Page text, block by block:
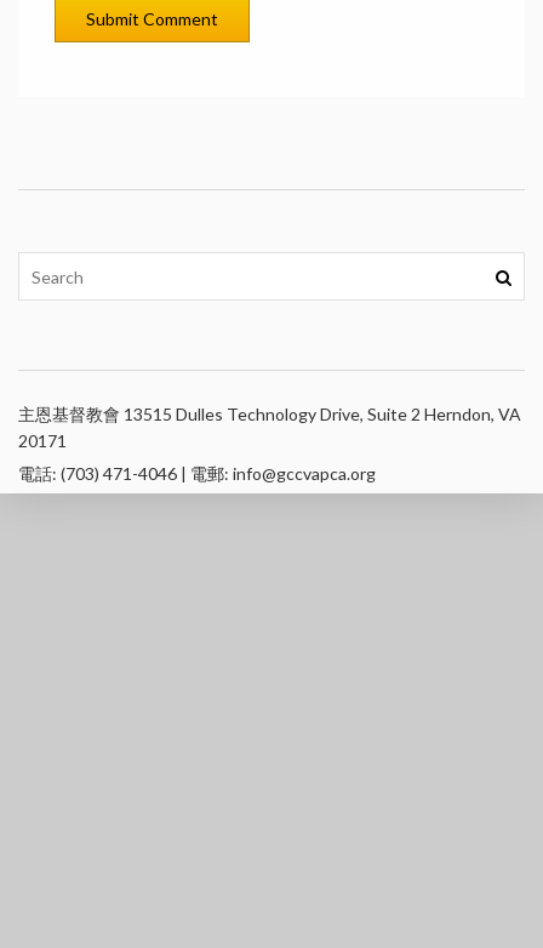
主恩基督教會 13515 Dulles Technology Drive, Suite 2 Herndon, VA
20171
電話: (703) 471-4046 | 電郵: info@gccvapca.org